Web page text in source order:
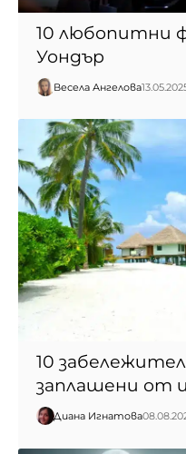
10 любопитни
Уондър
Весела Ангелова
10
заплашени от
Диана Игнатова